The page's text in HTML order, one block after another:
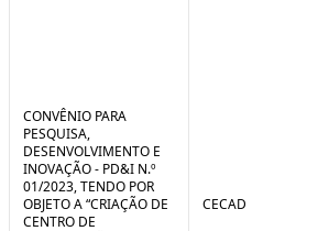
CONVÊNIO PARA
PESQUISA,
DESENVOLVIMENTO E
INOVAÇÃO - PD&I N.º
01/2023, TENDO POR
OBJETO A “CRIAÇÃO DE
CENTRO DE
CECAD